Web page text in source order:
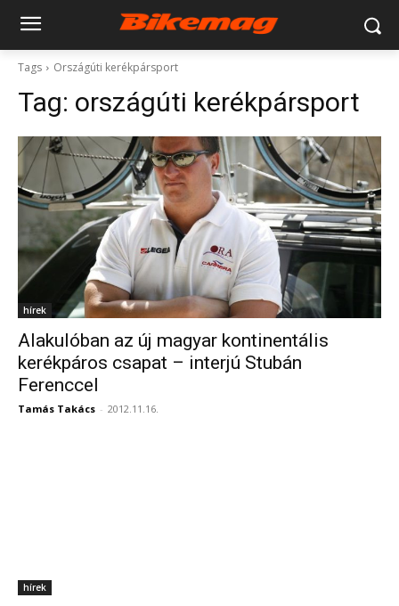
Tags Országúti kerékpársport
Tag: országúti kerékpársport
hírek
Alakulóban az új magyar kontinentális
kerékpáros csapat – interjú Stubán
Ferenccel
Tamás Takács - 2012.11.16.
hírek